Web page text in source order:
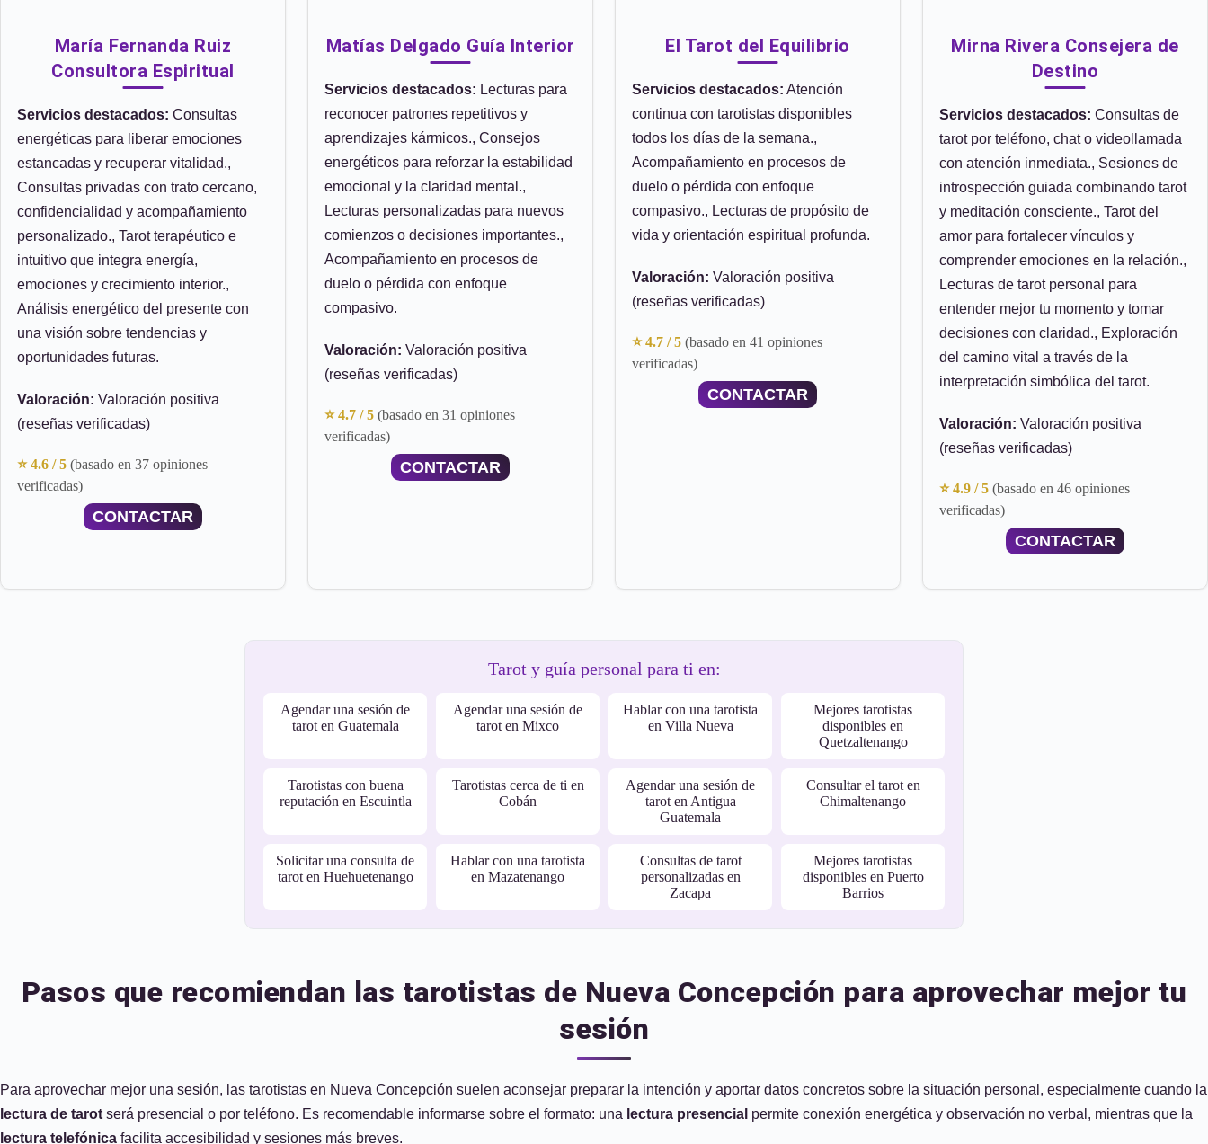
María Fernanda Ruiz
Consultora Espiritual
Servicios destacados: Consultas
energéticas para liberar emociones
estancadas y recuperar vitalidad.,
Consultas privadas con trato cercano,
confidencialidad y acompañamiento
personalizado., Tarot terapéutico e
intuitivo que integra energía,
emociones y crecimiento interior.,
Análisis energético del presente con
una visión sobre tendencias y
oportunidades futuras.
Valoración: Valoración positiva
(reseñas verificadas)
⭐ 4.6 / 5 (basado en 37 opiniones
verificadas)
CONTACTAR
Matías Delgado Guía Interior
Servicios destacados: Lecturas para
reconocer patrones repetitivos y
aprendizajes kármicos., Consejos
energéticos para reforzar la estabilidad
emocional y la claridad mental.,
Lecturas personalizadas para nuevos
comienzos o decisiones importantes.,
Acompañamiento en procesos de
duelo o pérdida con enfoque
compasivo.
Valoración: Valoración positiva
(reseñas verificadas)
⭐ 4.7 / 5 (basado en 31 opiniones
verificadas)
CONTACTAR
El Tarot del Equilibrio
Servicios destacados: Atención
continua con tarotistas disponibles
todos los días de la semana.,
Acompañamiento en procesos de
duelo o pérdida con enfoque
compasivo., Lecturas de propósito de
vida y orientación espiritual profunda.
Valoración: Valoración positiva
(reseñas verificadas)
⭐ 4.7 / 5 (basado en 41 opiniones
verificadas)
CONTACTAR
Mirna Rivera Consejera de
Destino
Servicios destacados: Consultas de
tarot por teléfono, chat o videollamada
con atención inmediata., Sesiones de
introspección guiada combinando tarot
y meditación consciente., Tarot del
amor para fortalecer vínculos y
comprender emociones en la relación.,
Lecturas de tarot personal para
entender mejor tu momento y tomar
decisiones con claridad., Exploración
del camino vital a través de la
interpretación simbólica del tarot.
Valoración: Valoración positiva
(reseñas verificadas)
⭐ 4.9 / 5 (basado en 46 opiniones
verificadas)
CONTACTAR
Tarot y guía personal para ti en:
Agendar una sesión de
tarot en Guatemala
Agendar una sesión de
tarot en Mixco
Hablar con una tarotista
en Villa Nueva
Mejores tarotistas
disponibles en
Quetzaltenango
Tarotistas con buena
reputación en Escuintla
Tarotistas cerca de ti en
Cobán
Agendar una sesión de
tarot en Antigua
Guatemala
Consultar el tarot en
Chimaltenango
Solicitar una consulta de
tarot en Huehuetenango
Hablar con una tarotista
en Mazatenango
Consultas de tarot
personalizadas en
Zacapa
Mejores tarotistas
disponibles en Puerto
Barrios
Pasos que recomiendan las tarotistas de Nueva Concepción para aprovechar mejor tu
sesión
Para aprovechar mejor una sesión, las tarotistas en Nueva Concepción suelen aconsejar preparar la intención y aportar datos concretos sobre la situación personal, especialmente cuando la
lectura de tarot será presencial o por teléfono. Es recomendable informarse sobre el formato: una lectura presencial permite conexión energética y observación no verbal, mientras que la
lectura telefónica facilita accesibilidad y sesiones más breves.